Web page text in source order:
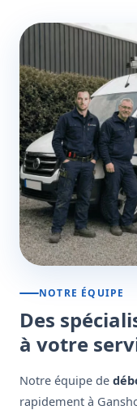
NOTRE ÉQUIPE
Des
à votre
Notre équipe de
rapidement à